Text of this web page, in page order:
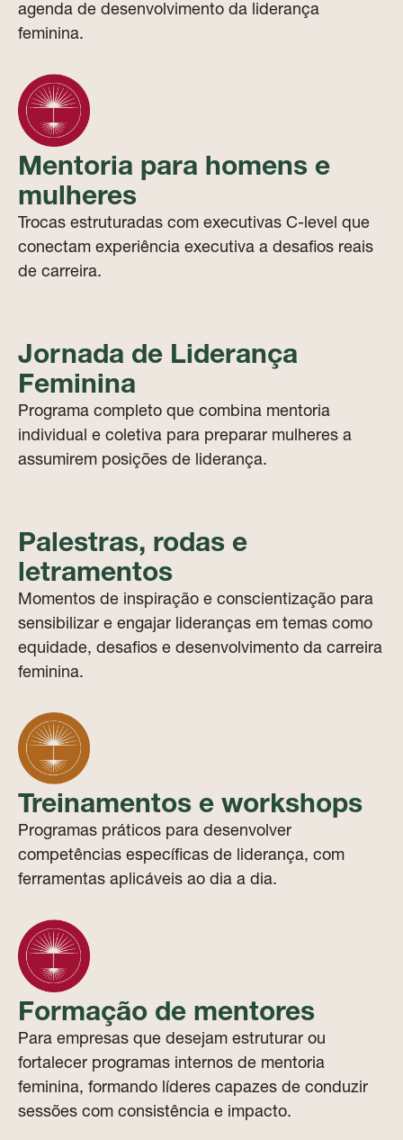
agenda de desenvolvimento da liderança
feminina.
Mentoria para homens e
mulheres
Trocas estruturadas com executivas C-level que
conectam experiência executiva a desafios reais
de carreira.
Jornada de Liderança
Feminina
Programa completo que combina mentoria
individual e coletiva para preparar mulheres a
assumirem posições de liderança.
Palestras, rodas e
letramentos
Momentos de inspiração e conscientização para
sensibilizar e engajar lideranças em temas como
equidade, desafios e desenvolvimento da carreira
feminina.
Treinamentos e workshops
Programas práticos para desenvolver
competências específicas de liderança, com
ferramentas aplicáveis ao dia a dia.
Formação de mentores
Para empresas que desejam estruturar ou
fortalecer programas internos de mentoria
feminina, formando líderes capazes de conduzir
sessões com consistência e impacto.